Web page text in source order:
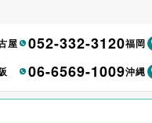
屋 052-332-3120福岡
06-6569-1009沖縄